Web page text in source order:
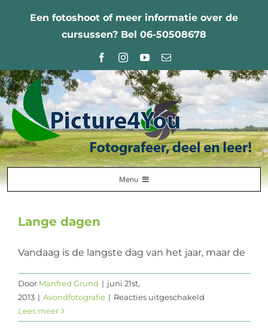
Een fotoshoot of meer informatie over de
cursussen? Bel 06-50508678
Menu
Nabestellingen
Web design
Contact
Lange dagen
Vandaag is de langste dag van het jaar, maar de
Door Manfred Grund | juni 21st,
2013 | Avondfotografie | Reacties uitgeschakeld
dagen
Lees meer